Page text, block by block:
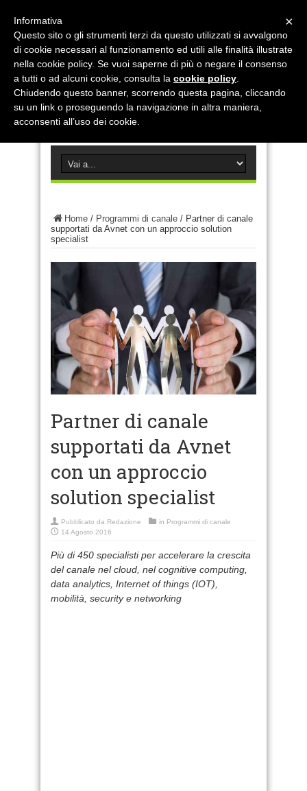
Home / Programmi di canale / Partner di canale
supportati da Avnet con un approccio solution
specialist
Partner di canale
supportati da Avnet
con un approccio
solution specialist
Pubblicato da Redazione in Programmi di canale
14 Agosto 2016
Più di 450 specialisti per accelerare la crescita
del canale nel cloud, nel cognitive computing,
data analytics, Internet of things (IOT),
mobilità, security e networking
×
Informativa
Questo sito o gli strumenti terzi da questo utilizzati si avvalgono
di cookie necessari al funzionamento ed utili alle finalità illustrate
nella cookie policy. Se vuoi saperne di più o negare il consenso
a tutti o ad alcuni cookie, consulta la cookie policy
Chiudendo questo banner, scorrendo questa pagina, cliccando
su un link o proseguendo la navigazione in altra maniera,
acconsenti all’uso dei cookie.